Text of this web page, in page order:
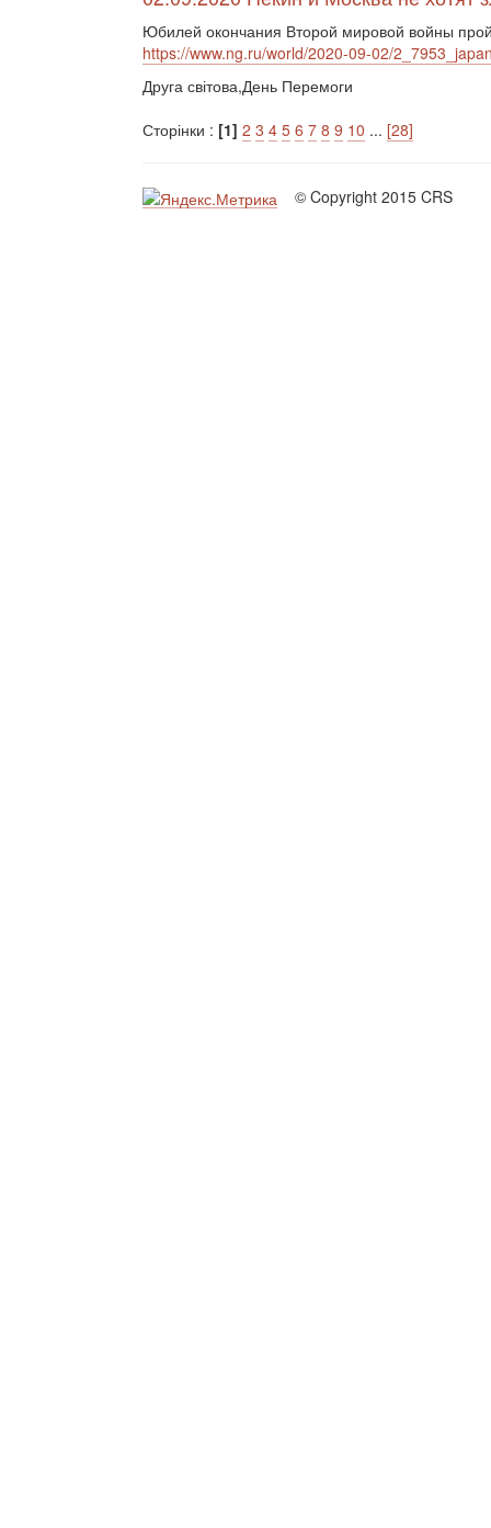
Юбилей окончания Второй мировой войны
https://www.ng.ru/world/2020-09-02/
Друга світова,День Перемоги
Сторінки : [1] 2 3 4 5 6 7 8 9 10 ... [28]
© Copyright 2015 CRS